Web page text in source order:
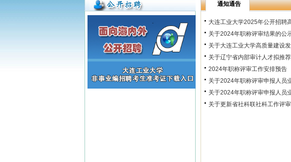
通知通告
大连工业大学2025年公开招聘
关于2024年职称评审结果的公
关于大连工业大学高质量建设
关于辽宁省内部审计人才拟推
2024年职称评审工作安排预告
关于2024年职称评审申报人员
关于2024年职称评审申报人员
关于更新省社科联社科工作评
新星杯